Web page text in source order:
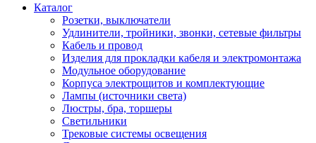
Каталог
Розетки, выключатели
Удлинители, тройники, звонки, сетевые фильтры
Кабель и провод
Изделия для прокладки кабеля и электромонтажа
Модульное оборудование
Корпуса электрощитов и комплектующие
Лампы (источники света)
Люстры, бра, торшеры
Светильники
Трековые системы освещения